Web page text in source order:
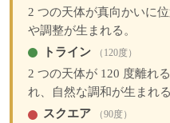
2 つの天体が真向かいに
や調整が生まれる。
トライン
（120度）
2 つの天体が 120 度離れ
れ、自然な調和が生まれる
スクエア
（90度）